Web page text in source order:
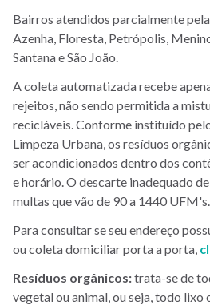
Bairros atendidos parcialmente
Azenha, Floresta, Petrópolis,
Santana e São João.
A coleta automatizada recebe
rejeitos, não sendo permitida a
recicláveis. Conforme instituído
Limpeza Urbana, os resíduos
ser acondicionados dentro dos
e horário. O descarte inadequado
multas que vão de 90 a 1440 UFM's.
Para consultar se seu endereço
ou coleta domiciliar porta a porta,
Resíduos orgânicos:trata-se de
vegetal ou animal, ou seja, todo lixo